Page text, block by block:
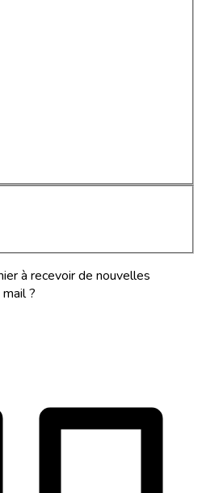
à recevoir de nouvelles
?